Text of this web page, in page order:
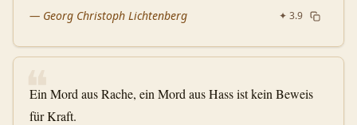
— Georg Christoph Lichtenberg ✦ 3.9
❝
Ein Mord aus Rache, ein Mord aus Hass ist kein Beweis
für Kraft.